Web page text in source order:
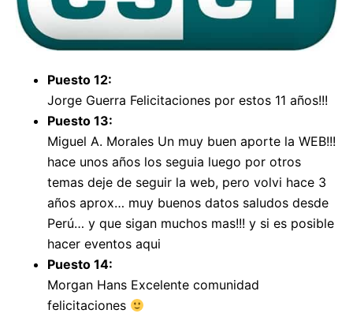
Puesto 12:
Jorge Guerra Felicitaciones por estos 11 años!!!
Puesto 13:
Miguel A. Morales Un muy buen aporte la WEB!!!
hace unos años los seguia luego por otros
temas deje de seguir la web, pero volvi hace 3
años aprox… muy buenos datos saludos desde
Perú… y que sigan muchos mas!!! y si es posible
hacer eventos aqui
Puesto 14:
Morgan Hans Excelente comunidad
felicitaciones